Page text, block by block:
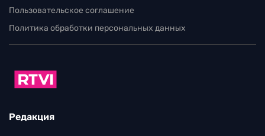
Пользовательское соглашение
Политика обработки персональных данных
Редакция